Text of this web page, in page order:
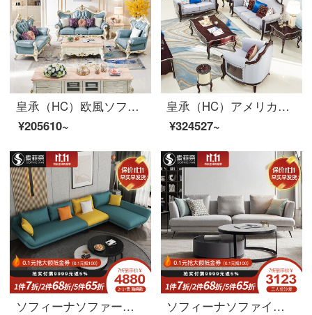
皇承（HC）欧風ソファ実木ソファ洋室家具セット本革ソファH 722シングル+2人+3人ソファ
¥205610~
皇承（HC）アメリカ式新古典実木ソファ豪華本革客間ソファQ 31軽・豪華風シングル+ツイン+三人ソファ
¥324527~
ソフィーナソファー布芸ソファーイタリア式軽い贅沢な布芸ソファーは現代客間の小さな部屋型の回転角度を簡単に表します。リビング家具1+3ラテックスタイプです。
ソフィーナソファイタリア式極简布芸ソファー三人部屋型简约リビングソファ北欧軽量高奢羽毛ソファセットシングル位